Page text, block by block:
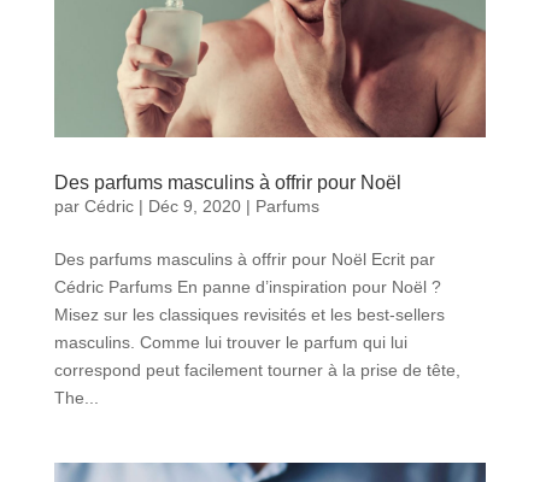
Des parfums masculins à offrir pour Noël
par Cédric| Déc 9, 2020| Parfums
Des parfums masculins à offrir pour Noël Ecrit par
Cédric Parfums En panne d’inspiration pour Noël ?
Misez sur les classiques revisités et les best-sellers
masculins. Comme lui trouver le parfum qui lui
correspond peut facilement tourner à la prise de tête,
The...